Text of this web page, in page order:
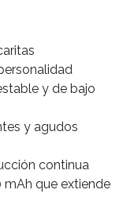
y de bajo
y agudos
continua
mAh que extiende